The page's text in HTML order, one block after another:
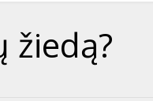
žiedą?